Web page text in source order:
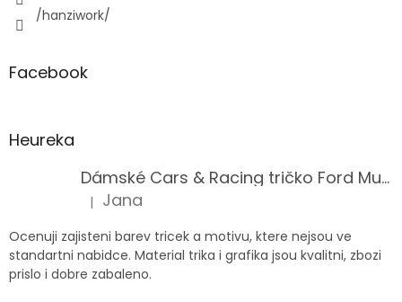
/hanziwork/
Facebook
Heureka
Dámské Cars & Racing tričko Ford Mustang 5. generace
Hodnocení produktu je 5 z 5 hvězdiček.
| Jana
Ocenuji zajisteni barev tricek a motivu, ktere nejsou ve
standartni nabidce. Material trika i grafika jsou kvalitni, zbozi
prislo i dobre zabaleno.